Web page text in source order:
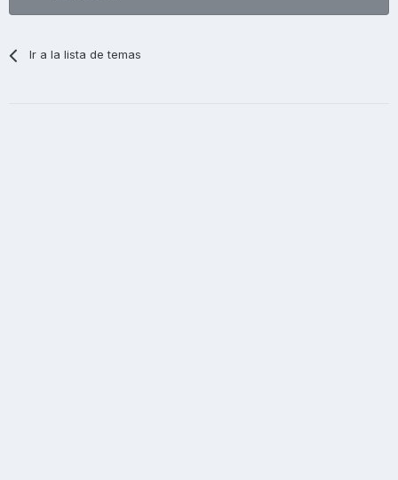
Ir a la lista de temas